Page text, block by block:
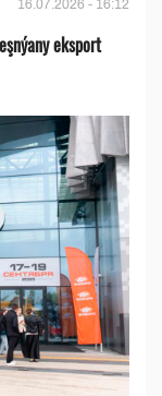
16.07.2026 - 16:12
eksport